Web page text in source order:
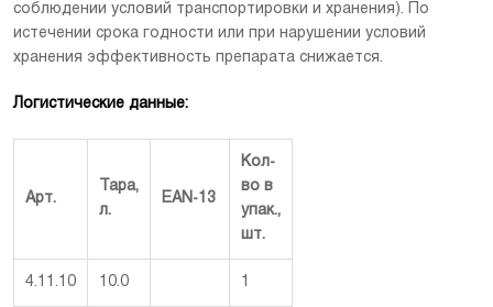
соблюдении условий транспортировки и хранения). По
истечении срока годности или при нарушении условий
хранения эффективность препарата снижается.
Логистические данные:
Арт.
Тара,
л.
EAN-13
Кол-
во в
упак.,
шт.
4.11.10 10.0 1